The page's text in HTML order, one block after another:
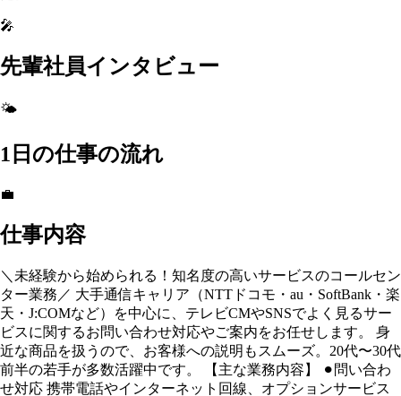
🎤
先輩社員インタビュー
🌤️
1日の仕事の流れ
💼
仕事内容
＼未経験から始められる！知名度の高いサービスのコールセン
ター業務／ 大手通信キャリア（NTTドコモ・au・SoftBank・楽
天・J:COMなど）を中心に、テレビCMやSNSでよく見るサー
ビスに関するお問い合わせ対応やご案内をお任せします。 身
近な商品を扱うので、お客様への説明もスムーズ。20代〜30代
前半の若手が多数活躍中です。 【主な業務内容】 ⚫︎問い合わ
せ対応 携帯電話やインターネット回線、オプションサービス